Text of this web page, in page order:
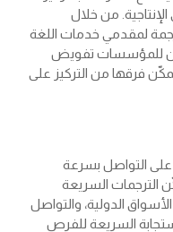
من خلال
لمقدمي خدمات اللغة
للمؤسسات تفويض
فرقها من التركيز على
على التواصل بسرعة
الترجمات السريعة
الدولية، والتواصل
السريعة للفرص